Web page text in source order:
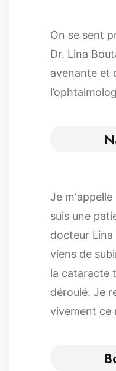
On se sent
Dr. Lina
avenante et
Je
suis une
docteur
viens de
la cataracte
déroulé. Je
vivement ce